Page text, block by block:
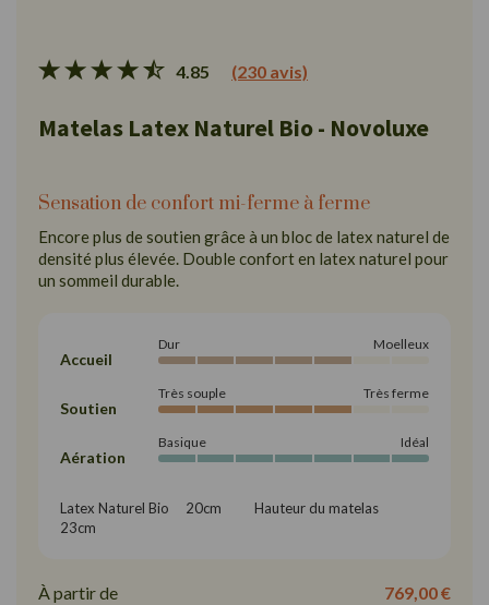
4.85 (230 avis)
Matelas Latex Naturel Bio - Novoluxe
Sensation de confort mi-ferme à ferme
Encore plus de soutien grâce à un bloc de latex naturel de
densité plus élevée. Double confort en latex naturel pour
un sommeil durable.
Accueil
Dur Moelleux
Soutien
Très souple Très ferme
Aération
Basique Idéal
Latex Naturel Bio     20cm          Hauteur du matelas
23cm
À partir de 769,00 €